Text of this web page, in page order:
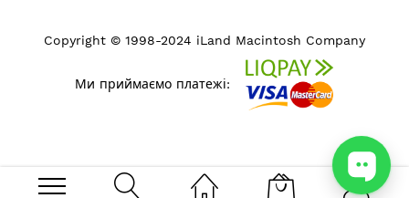
Copyright © 1998-2024 iLand Macintosh Company
Ми приймаємо платежі: